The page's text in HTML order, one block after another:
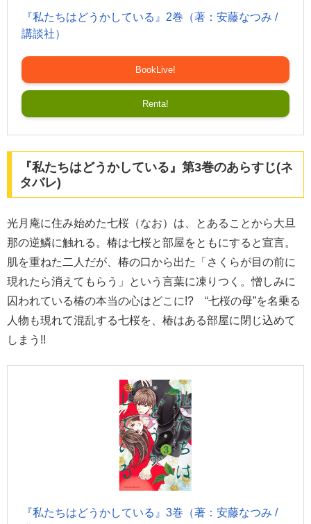
『私たちはどうかしている』2巻（著：安藤なつみ /
講談社）
BookLive!
Renta!
『私たちはどうかしている』第3巻のあらすじ(ネ
タバレ)
光月庵に住み始めた七桜（なお）は、とあることから大旦
那の逆鱗に触れる。椿は七桜と部屋をともにすると宣言。
肌を重ねた二人だが、椿の口から出た「さくらが目の前に
現れたら消えてもらう」という言葉に凍りつく。憎しみに
囚われている椿の本当の心はどこに!? “七桜の母”を名乗る
人物も現れて混乱する七桜を、椿はある部屋に閉じ込めて
しまう!!
『私たちはどうかしている』3巻（著：安藤なつみ /